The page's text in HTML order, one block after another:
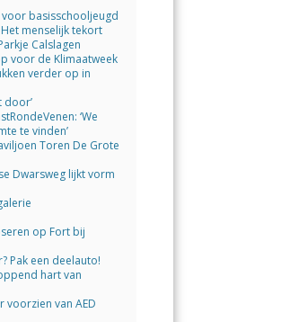
basisschooljeugd
menselijk tekort
Calslagen
voor de Klimaatweek
verder op in
door’
‘We
te vinden’
Toren De Grote
Dwarsweg lijkt vorm
op Fort bij
Pak een deelauto!
hart van
voorzien van AED